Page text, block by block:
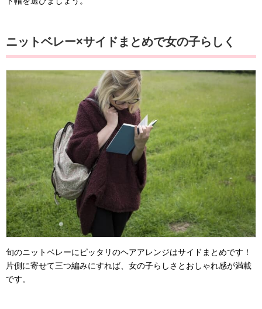
ニットベレー×サイドまとめで女の子らしく
旬のニットベレーにピッタリのヘアアレンジはサイドまとめです！
片側に寄せて三つ編みにすれば、女の子らしさとおしゃれ感が満載
です。